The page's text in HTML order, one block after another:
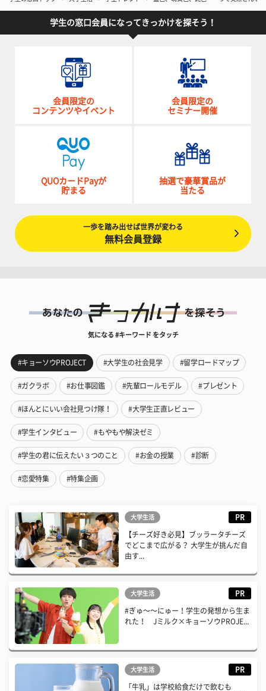
学生の窓口会員になってきっかけを探そう！
会員限定の
コンテンツやイベント
会員限定の
セミナー開催
QUOカードPayが
貯まる
抽選で豪華賞品が
当たる
一歩を踏み出せば世界が変わる
無料会員登録
気になる #キーワード をタッチ
#キョーソウPROJECT #大学生の社会見学 #留学ロードマップ
#ガクラボ #お仕事図鑑 #先輩ロールモデル #プレゼント
#ほんとにいい会社見つけ隊！ #大学生正直レビュー
#学生インタビュー #もやもや解決ゼミ
#学生の君に伝えたい３つのこと #お金の授業 #診断
#恋愛特集 #特集企画
大学生活 PR
【チーズ好き必見】ブッラータチーズ
でどこまで広がる？ 大学生が挑んだ自
由す...
大学生活 PR
#ぎゅ〜〜にゅー！学生の発想から生ま
れた！ Jミルク×キョーソウPROJE...
大学生活 PR
「牛乳」は学校給食だけで飲むも